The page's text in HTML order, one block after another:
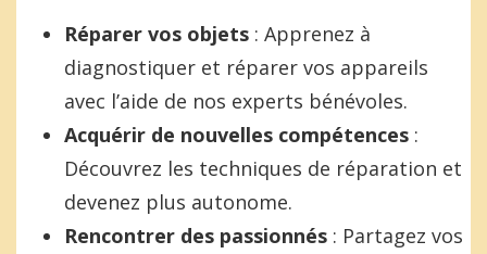
Réparer vos objets : Apprenez à
diagnostiquer et réparer vos appareils
avec l’aide de nos experts bénévoles.
Acquérir de nouvelles compétences :
Découvrez les techniques de réparation et
devenez plus autonome.
Rencontrer des passionnés : Partagez vos